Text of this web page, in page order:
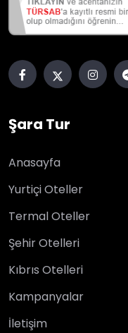
Şara Tur
Anasayfa
Yurtiçi Oteller
Termal Oteller
Şehir Otelleri
Kıbrıs Otelleri
Kampanyalar
İletişim